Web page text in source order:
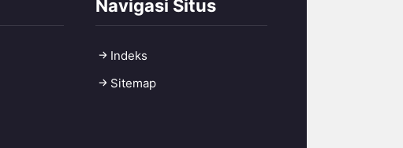
Navigasi Situs
Indeks
Sitemap